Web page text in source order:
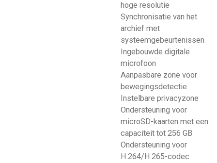
hoge resolutie
Synchronisatie van het
archief met
systeemgebeurtenissen
Ingebouwde digitale
microfoon
Aanpasbare zone voor
bewegingsdetectie
Instelbare privacyzone
Ondersteuning voor
microSD-kaarten met een
capaciteit tot 256 GB
Ondersteuning voor
H.264/H.265-codec